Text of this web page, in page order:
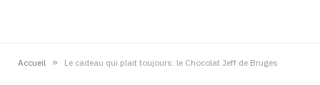
Accueil » Le cadeau qui plait toujours: le Chocolat Jeff de Bruges